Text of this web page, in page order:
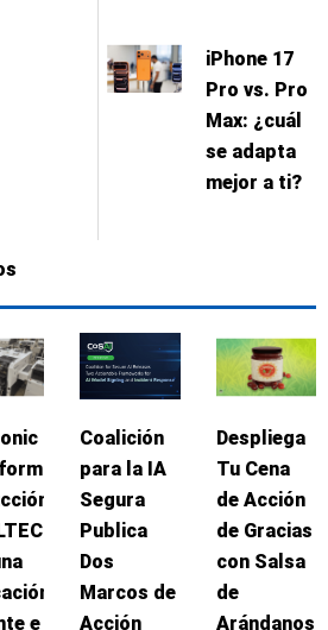
iPhone 17
Pro vs. Pro
Max: ¿cuál
se adapta
mejor a ti?
e
Coalición
para la IA
Segura
Publica
Dos
Marcos de
Acción
Despliega
Tu Cena
de Acción
de Gracias
con Salsa
de
Arándanos